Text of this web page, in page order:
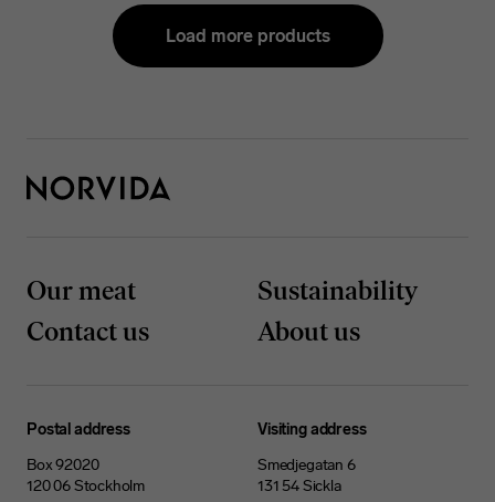
Load more products
Our meat
Sustainability
Contact us
About us
Postal address
Box 92020
120 06 Stockholm
Visiting address
Smedjegatan 6
131 54 Sickla